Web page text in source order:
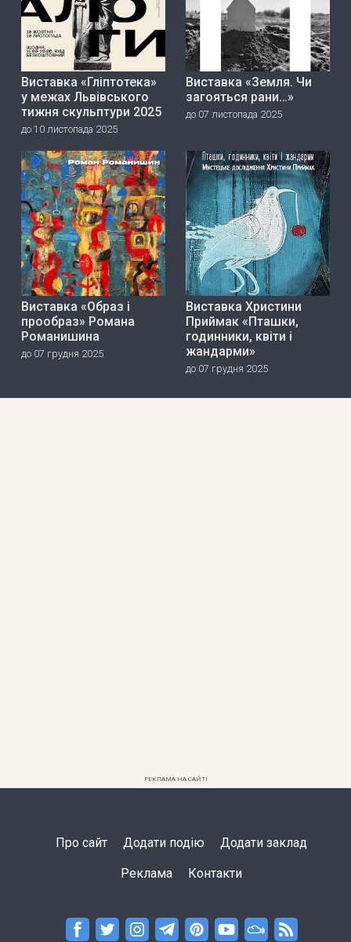
Виставка «Гліптотека»
у межах Львівського
тижня скульптури 2025
до 10 листопада 2025
Виставка «Земля. Чи
загояться рани…»
до 07 листопада 2025
Виставка «Образ і
прообраз» Романа
Романишина
до 07 грудня 2025
Виставка Христини
Приймак «Пташки,
годинники, квіти і
жандарми»
до 07 грудня 2025
РЕКЛАМА НА САЙТІ
Про сайт Додати подію Додати заклад
Реклама Контакти